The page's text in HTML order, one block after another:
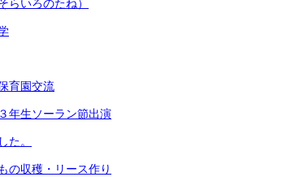
らいろのたね）
育園交流
年生ソーラン節出演
た。
の収穫・リース作り